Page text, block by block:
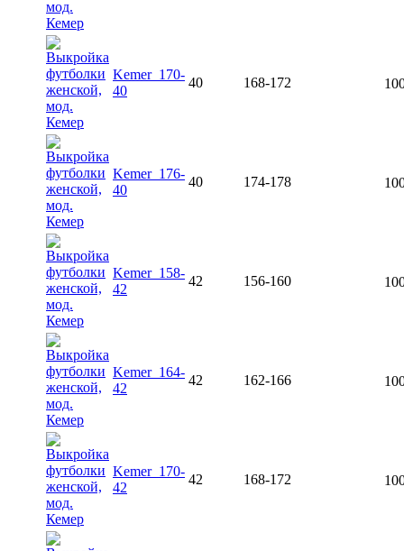
Kemer_170-
40
40 168-172
Kemer_176-
40
40 174-178
Kemer_158-
42
42 156-160
Kemer_164-
42
42 162-166
Kemer_170-
42
42 168-172